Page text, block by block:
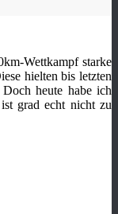
Wettkampf starke
hielten bis letzten
heute habe ich
grad echt nicht zu